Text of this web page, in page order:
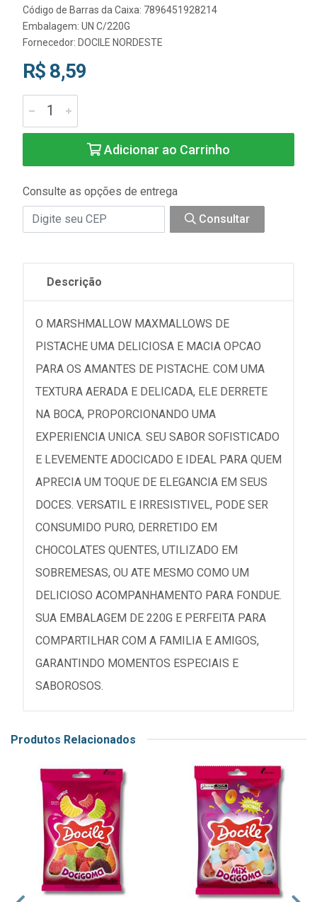
Código de Barras da Caixa: 7896451928214
Embalagem: UN C/220G
Fornecedor: DOCILE NORDESTE
R$ 8,59
Adicionar ao Carrinho
Consulte as opções de entrega
Consultar
Descrição
O MARSHMALLOW MAXMALLOWS DE
PISTACHE UMA DELICIOSA E MACIA OPCAO
PARA OS AMANTES DE PISTACHE. COM UMA
TEXTURA AERADA E DELICADA, ELE DERRETE
NA BOCA, PROPORCIONANDO UMA
EXPERIENCIA UNICA. SEU SABOR SOFISTICADO
E LEVEMENTE ADOCICADO E IDEAL PARA QUEM
APRECIA UM TOQUE DE ELEGANCIA EM SEUS
DOCES. VERSATIL E IRRESISTIVEL, PODE SER
CONSUMIDO PURO, DERRETIDO EM
CHOCOLATES QUENTES, UTILIZADO EM
SOBREMESAS, OU ATE MESMO COMO UM
DELICIOSO ACOMPANHAMENTO PARA FONDUE.
SUA EMBALAGEM DE 220G E PERFEITA PARA
COMPARTILHAR COM A FAMILIA E AMIGOS,
GARANTINDO MOMENTOS ESPECIAIS E
SABOROSOS.
Produtos Relacionados